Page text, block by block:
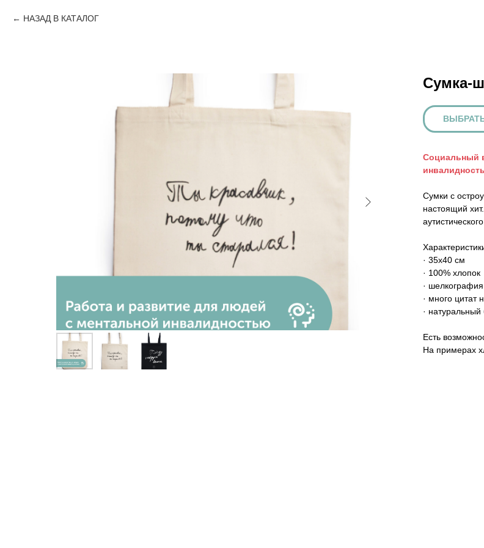
НАЗАД В КАТАЛОГ
Сумка-
Социальный
Сумки с
настоящий
· 35х40 cм
· 100% хлопок
· шелкография
· много цитат
·
Есть
На примерах